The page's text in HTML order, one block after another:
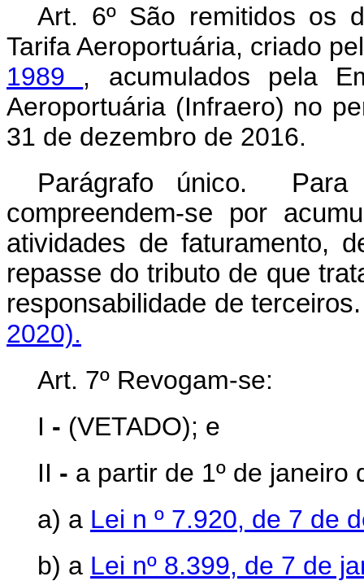
Art. 6º São remitidos os
Tarifa Aeroportuária, criado
1989 , acumulados pela
Aeroportuária (Infraero) no
31 de dezembro de 2016.
Parágrafo único. Para
compreendem-se por
atividades de faturamento,
repasse do tributo de que
responsabilidade de
2020).
Art. 7º Revogam-se:
I - (VETADO); e
II - a partir de 1º de janeiro
a) a Lei n º 7.920, de 7 de
b) a Lei nº 8.399, de 7 de